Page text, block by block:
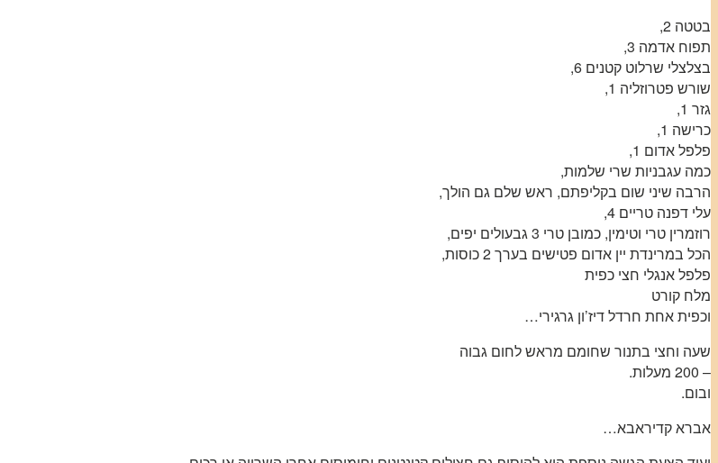
בטטה 2,
תפוח אדמה 3,
בצלצלי שרלוט קטנים 6,
שורש פטרוזליה 1,
גזר 1,
כרישה 1,
פלפל אדום 1,
כמה עגבניות שרי שלמות,
הרבה שיני שום בקליפתם, ראש שלם גם הולך,
עלי דפנה טריים 4,
רוזמרין טרי וטימין, כמובן טרי 3 גבעולים יפים,
הכל במרינדת יין אדום פטישים בערך 2 כוסות,
פלפל אנגלי חצי כפית
מלח קורט
וכפית אחת חרדל דיז’ון גרגירי…
שעה וחצי בתנור שחומם מראש לחום גבוה
– 200 מעלות.
ובום.
אברא קדיראבא…